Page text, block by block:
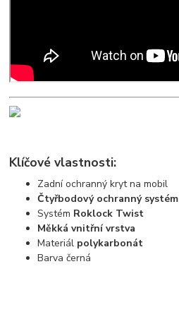
Klíčové vlastnosti:
Zadní ochranný kryt na mobil
Čtyřbodový ochranný systém
Systém Roklock Twist
Měkká vnitřní vrstva
Materiál polykarbonát
Barva černá